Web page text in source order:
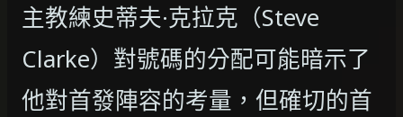
主教練史蒂夫·克拉克（Steve
Clarke）對號碼的分配可能暗示了
他對首發陣容的考量，但確切的首